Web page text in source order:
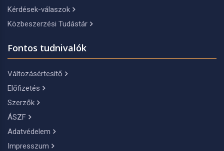
Kérdések-válaszok
Közbeszerzési Tudástár
Fontos tudnivalók
Változásértesítő
Előfizetés
Szerzők
ÁSZF
Adatvédelem
Impresszum